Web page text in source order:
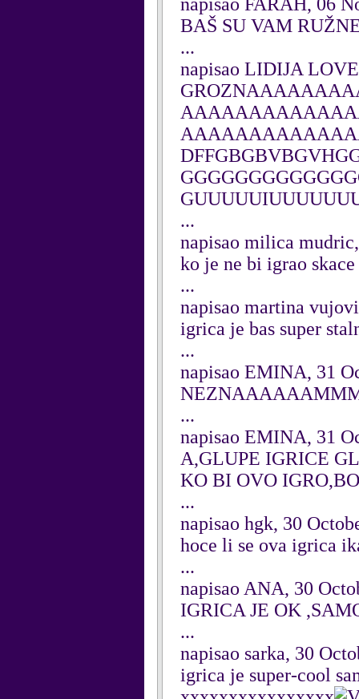
BAŠ SU VAM
...
napisao LIDIJA
...
napisao milica
ko je ne bi igrao
...
napisao martina
igrica je bas super
...
napisao EMINA, 31
...
napisao EMINA, 31
A,GLUPE IGRICE
KO BI OVO
...
napisao hgk, 30
hoce li se ova igrica
...
napisao ANA, 30
IGRICA JE OK
...
napisao sarka, 30
igrica je super-cool